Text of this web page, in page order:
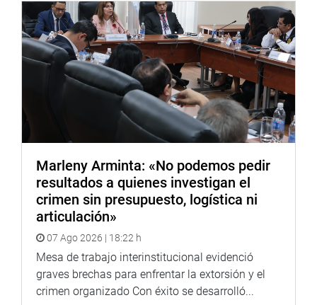
Comisión de Educación, Juventud y Deporte del Congreso
Marleny Arminta: «No podemos pedir
resultados a quienes investigan el
crimen sin presupuesto, logística ni
articulación»
07 Ago 2026 | 18:22 h
Mesa de trabajo interinstitucional evidenció
graves brechas para enfrentar la extorsión y el
crimen organizado Con éxito se desarrolló...